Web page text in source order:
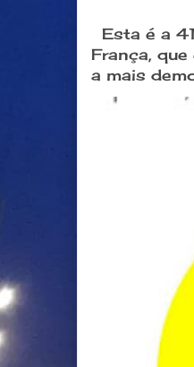
Esta é a
França,
a mais